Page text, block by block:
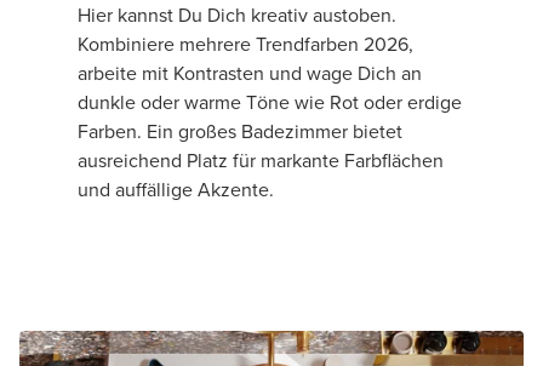
Hier kannst Du Dich kreativ austoben.
Kombiniere mehrere Trendfarben 2026,
arbeite mit Kontrasten und wage Dich an
dunkle oder warme Töne wie Rot oder erdige
Farben. Ein großes Badezimmer bietet
ausreichend Platz für markante Farbflächen
und auffällige Akzente.